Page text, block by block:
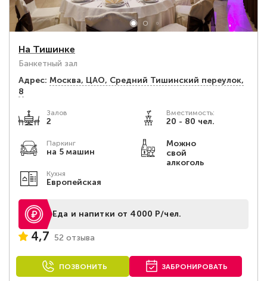
На Тишинке
Банкетный зал
Адрес: Москва, ЦАО, Средний Тишинский переулок,
8
Залов
2
Вместимость:
20 - 80 чел.
Паркинг
на 5 машин
Можно
свой
алкоголь
Кухня
Европейская
Еда и напитки от 4000 Р/чел.
4,7 52 отзыва
ПОЗВОНИТЬ ЗАБРОНИРОВАТЬ